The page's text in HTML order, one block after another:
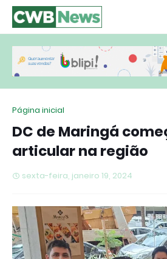
Página inicial
DC de Maringá
articular na região
sexta-feira, janeiro 19, 2024